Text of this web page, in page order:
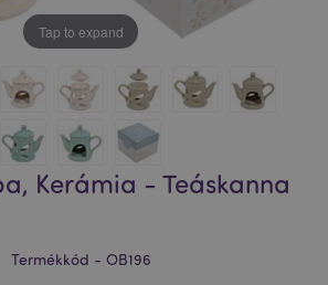
Tap to expand
Kerámia - Teáskanna
Termékkód - OB196